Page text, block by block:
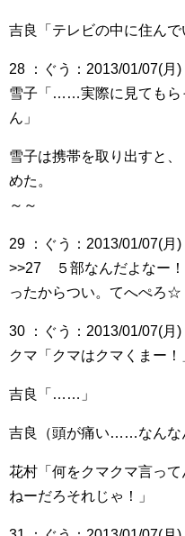
吉良「テレビの中に住ん
28 ：ぐう：2013/01/07(月
雪子「……実際に見てもら
ん」
雪子は携帯を取り出すと
めた。
～～
29 ：ぐう：2013/01/07(月
>>27 ５部なんだよなー
ったからつい。てへぺろ☆
30 ：ぐう：2013/01/07(月
クマ「クマはクマくまー！
吉良「……」
吉良（頭が痛い……なんな
花村「何をクマクマ言っ
ねーだろそれじゃ！」